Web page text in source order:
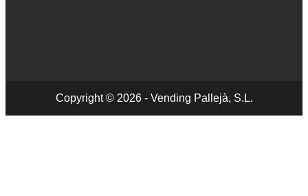
Copyright © 2026 - Vending Pallejà, S.L.